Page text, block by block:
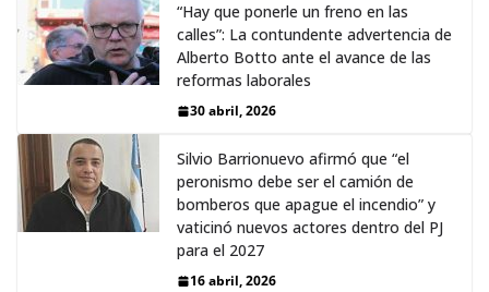
“Hay que ponerle un freno en las
calles”: La contundente advertencia de
Alberto Botto ante el avance de las
reformas laborales
30 abril, 2026
Silvio Barrionuevo afirmó que “el
peronismo debe ser el camión de
bomberos que apague el incendio” y
vaticinó nuevos actores dentro del PJ
para el 2027
16 abril, 2026